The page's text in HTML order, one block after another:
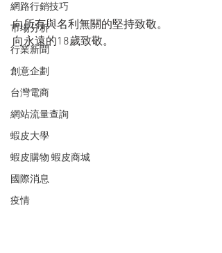
網路行銷技巧
市場分析
行業新聞
創意企劃
台灣電商
網站流量查詢
蝦皮大學
蝦皮購物 蝦皮商城
國際消息
疫情
向所有與名利無關的堅持致敬。
向永遠的18歲致敬。